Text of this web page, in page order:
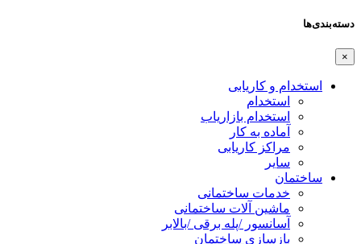
دسته‌بندی‌ها
×
استخدام و کاریابی
استخدام
استخدام بازاریاب
آماده به کار
مراکز کاریابی
سایر
ساختمان
خدمات ساختمانی
ماشین آلات ساختمانی
آسانسور /پله برقی /بالابر
بازسازی ساختمان